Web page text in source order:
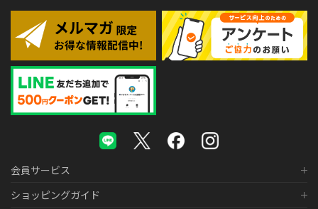
会員サービス
ショッピングガイド